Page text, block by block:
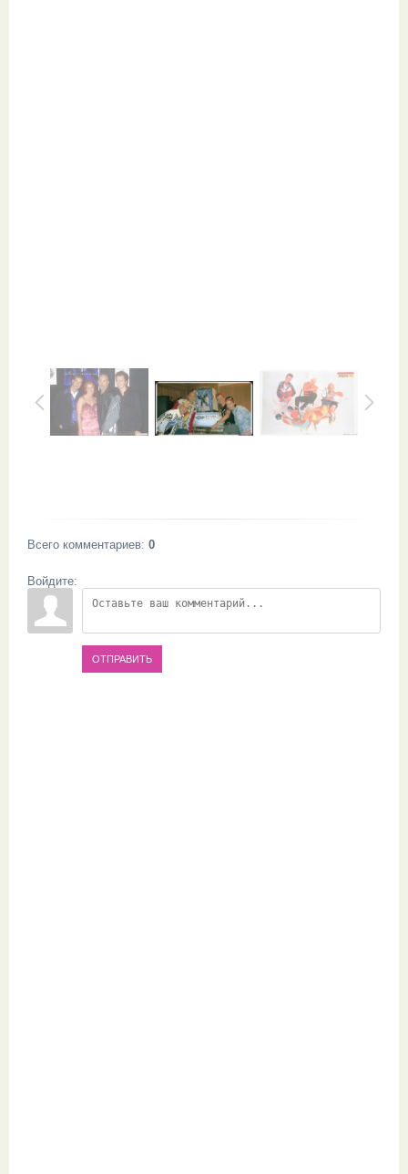
Всего комментариев: 0
Войдите:
ОТПРАВИТЬ